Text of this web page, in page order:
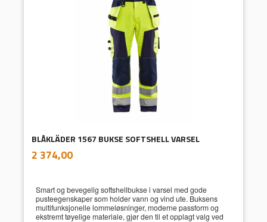
BLÅKLÄDER 1567 BUKSE SOFTSHELL VARSEL
Pris
2 374,00mva.
Smart og bevegelig softshellbukse i varsel med gode
pusteegenskaper som holder vann og vind ute. Buksens
multifunksjonelle lommeløsninger, moderne passform og
ekstremt tøyelige materiale, gjør den til et opplagt valg ved